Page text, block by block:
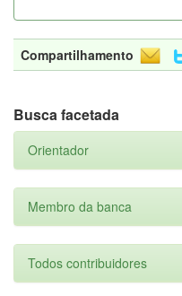
Compartilhamento
Busca facetada
Orientador
Membro da banca
Todos contribuidores